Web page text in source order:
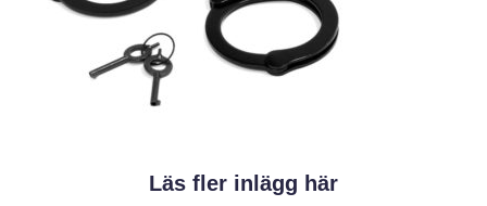
Läs fler inlägg här